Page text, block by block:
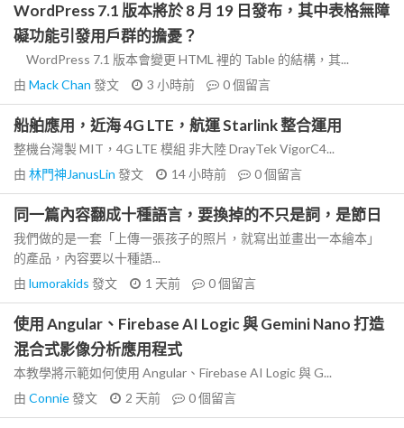
WordPress 7.1 版本將於 8 月 19 日發布，其中表格無障
礙功能引發用戶群的擔憂？
WordPress 7.1 版本會變更 HTML 裡的 Table 的結構，其...
由 Mack Chan 發文 3 小時前 0個留言
船舶應用，近海 4G LTE，航運 Starlink 整合運用
整機台灣製 MIT，4G LTE 模組 非大陸 DrayTek VigorC4...
由 林門神JanusLin 發文 14 小時前 0個留言
同一篇內容翻成十種語言，要換掉的不只是詞，是節日
我們做的是一套「上傳一張孩子的照片，就寫出並畫出一本繪本」
的產品，內容要以十種語...
由 lumorakids 發文 1 天前 0個留言
使用 Angular、Firebase AI Logic 與 Gemini Nano 打造
混合式影像分析應用程式
本教學將示範如何使用 Angular、Firebase AI Logic 與 G...
由 Connie發文 2 天前 0個留言